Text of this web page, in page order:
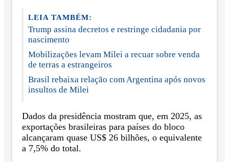
LEIA TAMBÉM:
Trump assina decretos e restringe cidadania por
nascimento
Mobilizações levam Milei a recuar sobre venda
de terras a estrangeiros
Brasil rebaixa relação com Argentina após novos
insultos de Milei
Dados da presidência mostram que, em 2025, as
exportações brasileiras para países do bloco
alcançaram quase US$ 26 bilhões, o equivalente
a 7,5% do total.